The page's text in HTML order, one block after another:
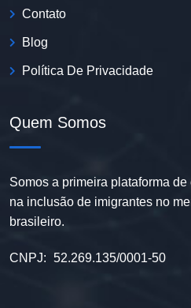
Contato
Blog
Política De Privacidade
Quem Somos
Somos a primeira plataforma
na inclusão de imigrantes no
brasileiro.
CNPJ: 52.269.135/0001-50